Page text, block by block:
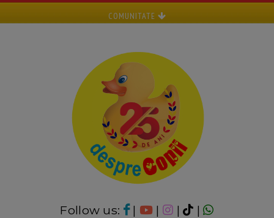
COMUNITATE
Follow us: | | |
|